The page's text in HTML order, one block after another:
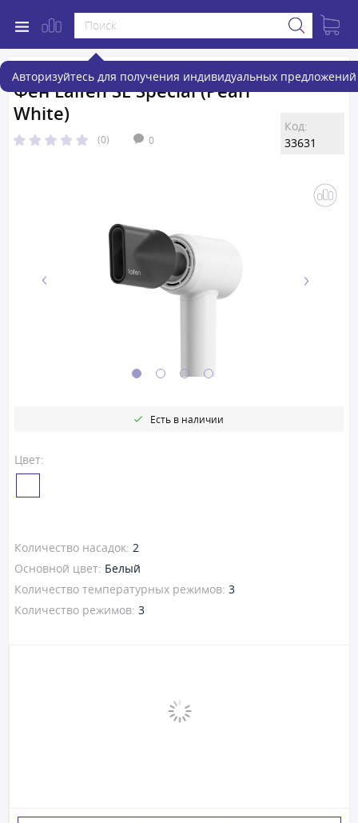
Авторизуйтесь для получения индивидуальных предложений
Фен Laifen SE Special (Pearl
White)
(0) 0
Код:
33631
Цвет:
Есть в наличии
Количество насадок: 2
Основной цвет: Белый
Количество температурных режимов: 3
Количество режимов: 3